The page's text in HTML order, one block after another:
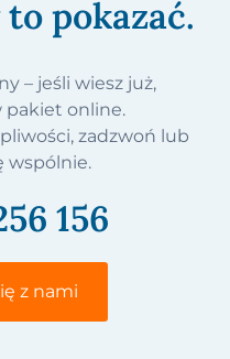
pokazać.
– jeśli wiesz już,
pakiet online.
zadzwoń lub
wspólnie.
156
z nami